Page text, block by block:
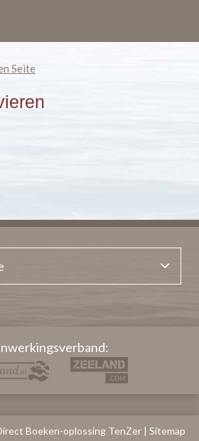
Seite
Boeken-oplossing TenZer | Sitemap